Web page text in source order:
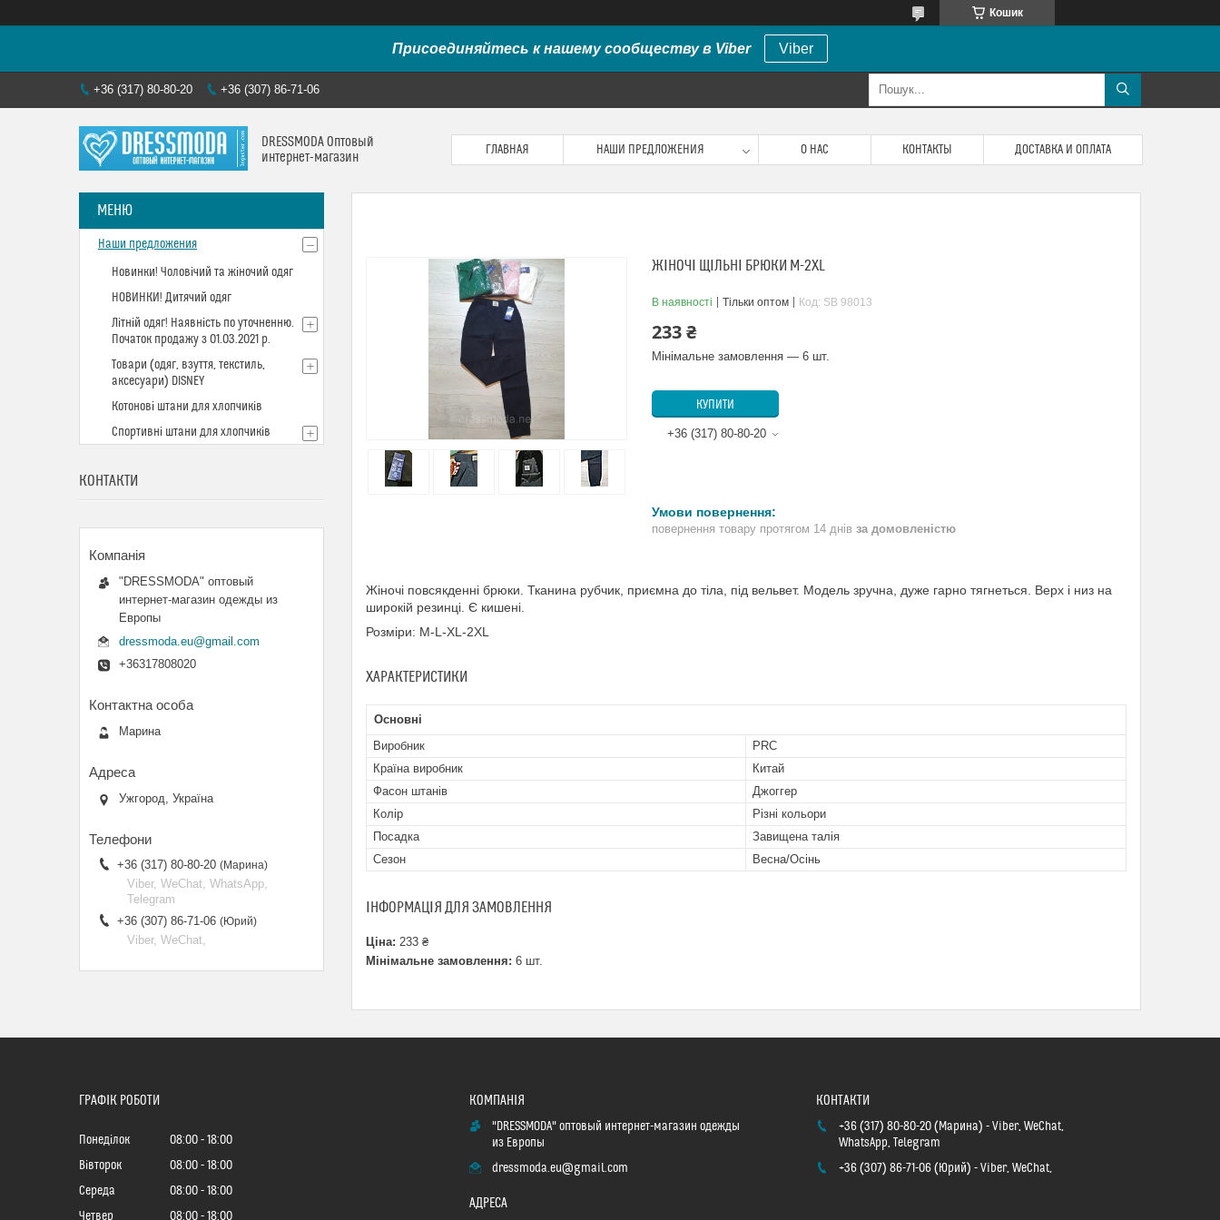
Кошик
Присоединяйтесь к нашему сообществу в Viber Viber
+36 (317) 80-80-20 +36 (307) 86-71-06
DRESSMODA Оптовый
интернет-магазин
ГЛАВНАЯ НАШИ ПРЕДЛОЖЕНИЯ О НАС КОНТАКТЫ ДОСТАВКА И ОПЛАТА
ЖІНОЧІ ЩІЛЬНІ БРЮКИ M-2XL
В наявності Тільки оптом Код: SB 98013
233 ₴
Мінімальне замовлення — 6 шт.
КУПИТИ
+36 (317) 80-80-20
повернення товару протягом 14 днів за домовленістю
Жіночі повсякденні брюки. Тканина рубчик, приємна до тіла, під вельвет. Модель зручна, дуже гарно тягнеться. Верх і низ на
широкій резинці. Є кишені.
Розміри: M-L-XL-2XL
ХАРАКТЕРИСТИКИ
Основні
Виробник
PRC
Країна виробник
Китай
Фасон штанів
Джоггер
Колір
Різні кольори
Посадка
Завищена талія
Сезон
Весна/Осінь
ІНФОРМАЦІЯ ДЛЯ ЗАМОВЛЕННЯ
Ціна: 233 ₴
Мінімальне замовлення: 6 шт.
Наши предложения
Новинки! Чоловічий та жіночий одяг
НОВИНКИ! Дитячий одяг
Літній одяг! Наявність по уточненню.
Початок продажу з 01.03.2021 р.
Товари (одяг, взуття, текстиль,
аксесуари) DISNEY
Котонові штани для хлопчиків
Спортивні штани для хлопчиків
КОНТАКТИ
"DRESSMODA" оптовый
интернет-магазин одежды из
Европы
dressmoda.eu@gmail.com
+36317808020
Марина
Ужгород, Україна
+36 (317) 80-80-20 Марина
Viber, WeChat, WhatsApp,
Telegram
+36 (307) 86-71-06
Юрий
Viber, WeChat,
ГРАФІК РОБОТИ
Понеділок 08:00
18:00
Вівторок
08:00
18:00
Середа
08:00
18:00
Четвер
08:00 18:00
"DRESSMODA" оптовый интернет-магазин одежды
из Европы
dressmoda.eu@gmail.com
+36 (317) 80-80-20 Марина
Viber, WeChat,
WhatsApp, Telegram
+36 (307) 86-71-06
Юрий Viber, WeChat,